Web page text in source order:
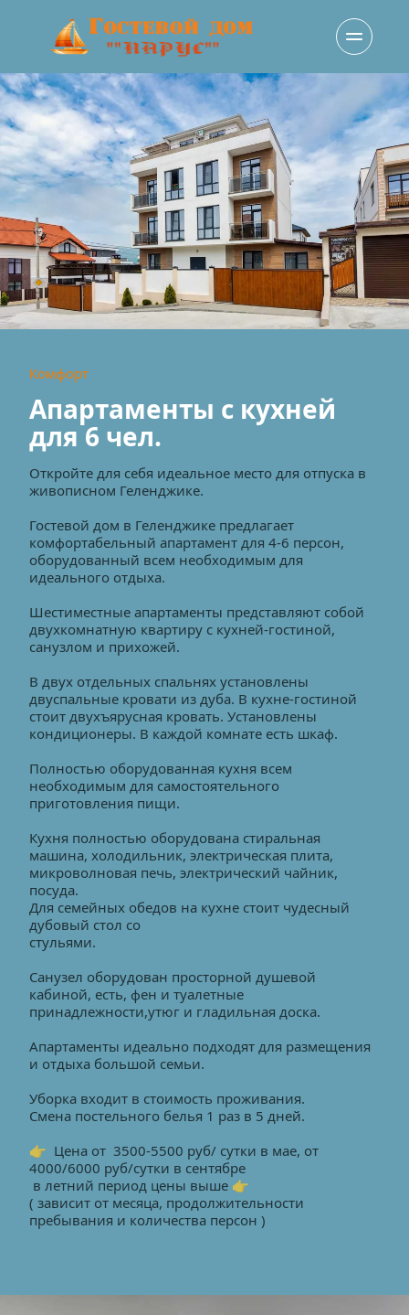
Комфорт
Апартаменты с кухней
для 6 чел.
Откройте для себя идеальное место для отпуска в
живописном Геленджике.
Гостевой дом в Геленджике предлагает
комфортабельный апартамент для 4-6 персон,
оборудованный всем необходимым для
идеального отдыха.
Шестиместные апартаменты представляют собой
двухкомнатную квартиру с кухней-гостиной,
санузлом и прихожей.
В двух отдельных спальнях установлены
двуспальные кровати из дуба. В кухне-гостиной
стоит двухъярусная кровать. Установлены
кондиционеры. В каждой комнате есть шкаф.
Полностью оборудованная кухня всем
необходимым для самостоятельного
приготовления пищи.
Кухня полностью оборудована стиральная
машина, холодильник, электрическая плита,
микроволновая печь, электрический чайник,
посуда.
Для семейных обедов на кухне стоит чудесный
дубовый стол со
стульями.
Санузел оборудован просторной душевой
кабиной, есть, фен и туалетные
принадлежности,утюг и гладильная доска.
Апартаменты идеально подходят для размещения
и отдыха большой семьи.
Уборка входит в стоимость проживания.
Смена постельного белья 1 раз в 5 дней.
👉  Цена от  3500-5500 руб/ сутки в мае, от
4000/6000 руб/сутки в сентябре
в летний период цены выше 👉
( зависит от месяца, продолжительности
пребывания и количества персон )